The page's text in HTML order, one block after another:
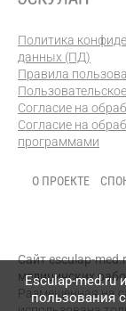
Политика
данных (ПД)
Правила
Согласие на
Согласие на
программами
О ПРОЕКТЕ
Сайт esculap-
медицинских
Размещенная на
Esculap-med.ru
пользования